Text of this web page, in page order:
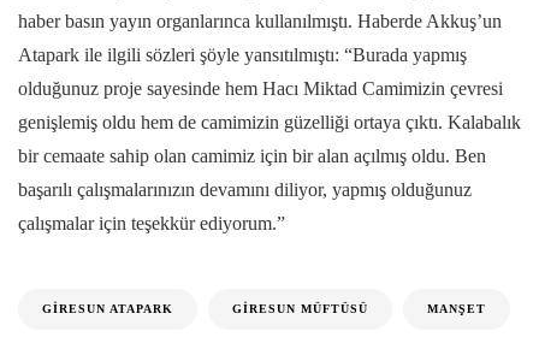
haber basın yayın organlarınca kullanılmıştı. Haberde Akkuş’un
Atapark ile ilgili sözleri şöyle yansıtılmıştı: “Burada yapmış
olduğunuz proje sayesinde hem Hacı Miktad Camimizin çevresi
genişlemiş oldu hem de camimizin güzelliği ortaya çıktı. Kalabalık
bir cemaate sahip olan camimiz için bir alan açılmış oldu. Ben
başarılı çalışmalarınızın devamını diliyor, yapmış olduğunuz
çalışmalar için teşekkür ediyorum.”
GIRESUN ATAPARK GIRESUN MÜFTÜSÜ MANŞET